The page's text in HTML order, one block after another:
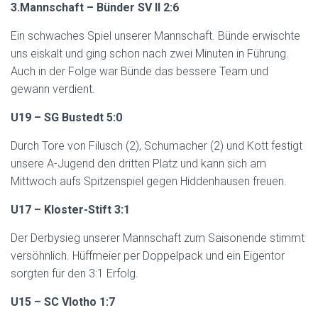
3.Mannschaft – Bünder SV II 2:6
Ein schwaches Spiel unserer Mannschaft. Bünde erwischte
uns eiskalt und ging schon nach zwei Minuten in Führung.
Auch in der Folge war Bünde das bessere Team und
gewann verdient.
U19 – SG Bustedt 5:0
Durch Tore von Filusch (2), Schumacher (2) und Kott festigt
unsere A-Jugend den dritten Platz und kann sich am
Mittwoch aufs Spitzenspiel gegen Hiddenhausen freuen.
U17 – Kloster-Stift 3:1
Der Derbysieg unserer Mannschaft zum Saisonende stimmt
versöhnlich. Hüffmeier per Doppelpack und ein Eigentor
sorgten für den 3:1 Erfolg.
U15 – SC Vlotho 1:7